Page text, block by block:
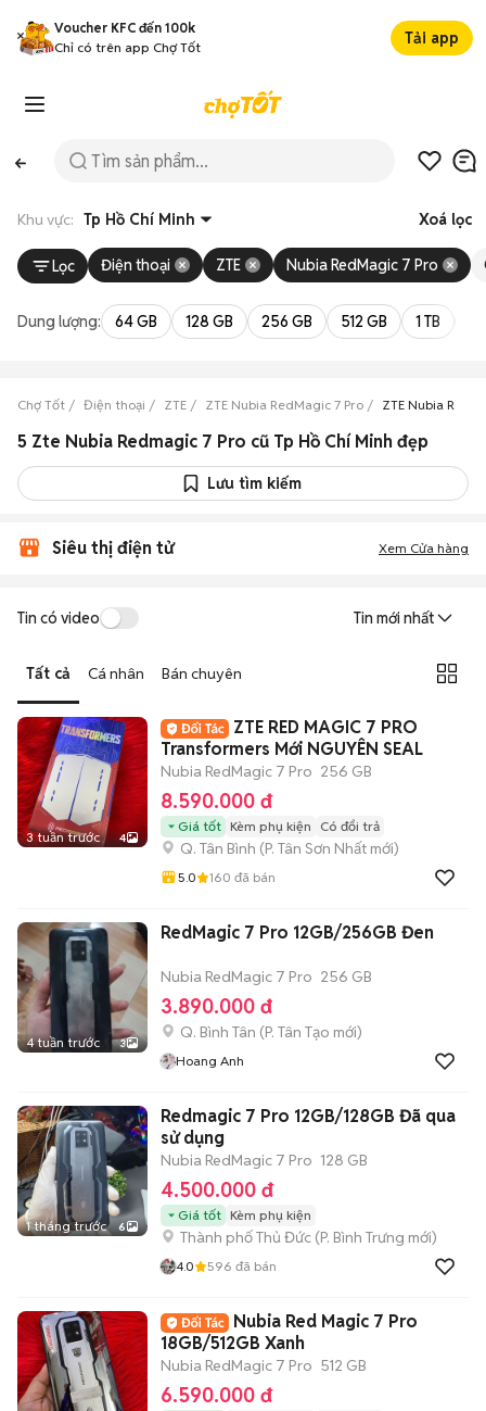
Voucher KFC đến 100k
Chỉ có trên app Chợ Tốt
Tải app
Khu vực: Tp Hồ Chí Minh Xoá lọc
Lọc Điện thoại ZTE Nubia RedMagic 7 Pro
Dung lượng: 64 GB 128 GB 256 GB 512 GB 1 TB
Chợ Tốt Điện thoại ZTE ZTE Nubia RedMagic 7 Pro ZTE Nubia
5 Zte Nubia Redmagic 7 Pro cũ Tp Hồ Chí Minh đẹp
Lưu tìm kiếm
Siêu thị điện tử Xem Cửa hàng
Tin có video Tin mới nhất
Tất cả Cá nhân Bán chuyên
3 tuần trước 4
ZTE RED MAGIC 7 PRO
Transformers Mới NGUYÊN SEAL
Nubia RedMagic 7 Pro 256 GB
8.590.000 đ
Giá tốt Kèm phụ kiện Có đổi trả
Q. Tân Bình (P. Tân Sơn Nhất mới)
5.0 160 đã bán
4 tuần trước 3
RedMagic 7 Pro 12GB/256GB Đen
Nubia RedMagic 7 Pro 256 GB
3.890.000 đ
Q. Bình Tân (P. Tân Tạo mới)
Hoang Anh
1 tháng trước 6
Redmagic 7 Pro 12GB/128GB Đã qua
sử dụng
Nubia RedMagic 7 Pro 128 GB
4.500.000 đ
Giá tốt Kèm phụ kiện
Thành phố Thủ Đức (P. Bình Trưng mới)
4.0 596 đã bán
Nubia Red Magic 7 Pro
18GB/512GB Xanh
Nubia RedMagic 7 Pro 512 GB
6.590.000 đ